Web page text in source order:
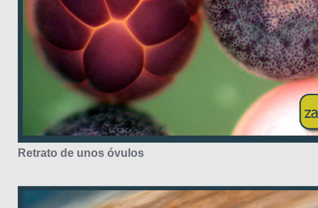
Retrato de unos óvulos